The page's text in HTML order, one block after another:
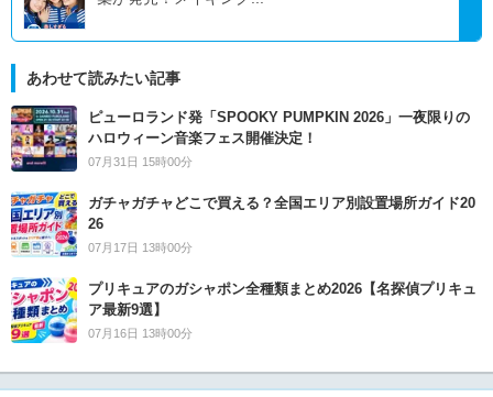
あわせて読みたい記事
ピューロランド発「SPOOKY PUMPKIN 2026」一夜限りの
ハロウィーン音楽フェス開催決定！
07月31日 15時00分
ガチャガチャどこで買える？全国エリア別設置場所ガイド20
26
07月17日 13時00分
プリキュアのガシャポン全種類まとめ2026【名探偵プリキュ
ア最新9選】
07月16日 13時00分